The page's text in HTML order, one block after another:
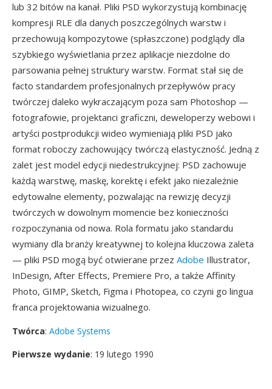
lub 32 bitów na kanał. Pliki PSD wykorzystują kombinację
kompresji RLE dla danych poszczególnych warstw i
przechowują kompozytowe (spłaszczone) podglądy dla
szybkiego wyświetlania przez aplikacje niezdolne do
parsowania pełnej struktury warstw. Format stał się de
facto standardem profesjonalnych przepływów pracy
twórczej daleko wykraczającym poza sam Photoshop —
fotografowie, projektanci graficzni, deweloperzy webowi i
artyści postprodukcji wideo wymieniają pliki PSD jako
format roboczy zachowujący twórczą elastyczność. Jedną z
zalet jest model edycji niedestrukcyjnej: PSD zachowuje
każdą warstwę, maskę, korektę i efekt jako niezależnie
edytowalne elementy, pozwalając na rewizję decyzji
twórczych w dowolnym momencie bez konieczności
rozpoczynania od nowa. Rola formatu jako standardu
wymiany dla branży kreatywnej to kolejna kluczowa zaleta
— pliki PSD mogą być otwierane przez Adobe Illustrator,
InDesign, After Effects, Premiere Pro, a także Affinity
Photo, GIMP, Sketch, Figma i Photopea, co czyni go lingua
franca projektowania wizualnego.
Twórca: Adobe Systems
Pierwsze wydanie: 19 lutego 1990